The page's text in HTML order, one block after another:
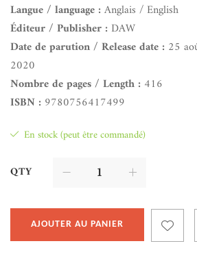
Langue / language :Anglais / English
Éditeur / Publisher : DAW
Date de parution / Release date : 25
2020
Nombre de pages / Length : 416
ISBN : 9780756417499
En stock (peut être commandé)
QTY
AJOUTER AU PANIER